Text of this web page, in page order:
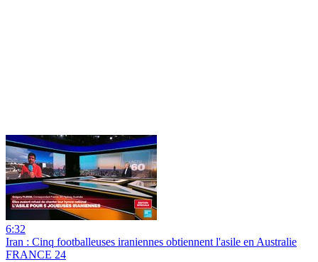
6:32
Iran : Cinq footballeuses iraniennes obtiennent l'asile en Australie
FRANCE 24